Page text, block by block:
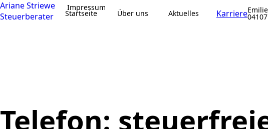
Ariane Striewe
Steuerberater
Startseite Über uns Aktuelles Karriere
Impressum
Telefon: